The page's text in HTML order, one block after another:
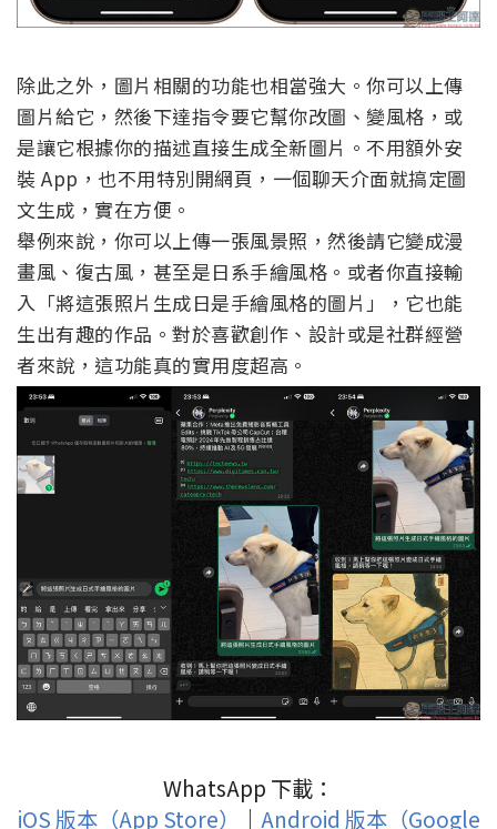
除此之外，圖片相關的功能也相當強大。你可以上傳
圖片給它，然後下達指令要它幫你改圖、變風格，或
是讓它根據你的描述直接生成全新圖片。不用額外安
裝 App，也不用特別開網頁，一個聊天介面就搞定圖
文生成，實在方便。
舉例來說，你可以上傳一張風景照，然後請它變成漫
畫風、復古風，甚至是日系手繪風格。或者你直接輸
入「將這張照片生成日是手繪風格的圖片」，它也能
生出有趣的作品。對於喜歡創作、設計或是社群經營
者來說，這功能真的實用度超高。
WhatsApp 下載：
iOS 版本（App Store）
｜ Android 版本（Google